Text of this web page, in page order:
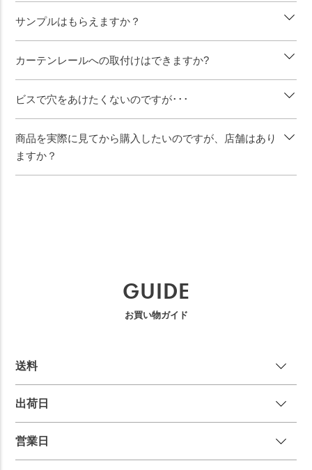
サンプルはもらえますか？
カーテンレールへの取付けはできますか?
ビスで穴をあけたくないのですが･･･
商品を実際に見てから購入したいのですが、店舗はあり
ますか？
GUIDE
お買い物ガイド
送料
出荷日
営業日